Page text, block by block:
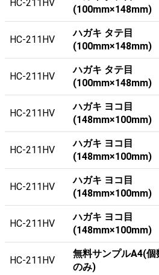
HC-211HV
(100mm×148mm)
HC-211HV
ハガキ タテ目
(100mm×148mm)
HC-211HV
ハガキ タテ目
(100mm×148mm)
HC-211HV
ハガキ ヨコ目
(148mm×100mm)
HC-211HV
ハガキ ヨコ目
(148mm×100mm)
HC-211HV
ハガキ ヨコ目
(148mm×100mm)
HC-211HV
ハガキ ヨコ目
(148mm×100mm)
HC-211HV
無料サンプルA4(個
のみ)